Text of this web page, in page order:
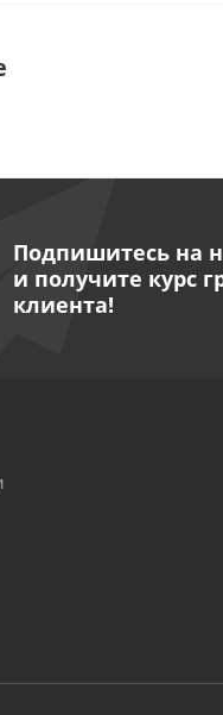
Подпишитесь на
и получите курс
клиента!